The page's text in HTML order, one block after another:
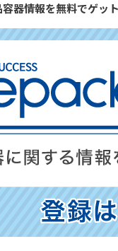
器情報を無料でゲッ